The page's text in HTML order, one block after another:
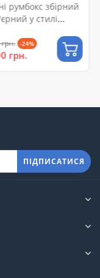
румбокс збірний
у стилі
-24%
грн.
ПІДПИСАТИСЯ